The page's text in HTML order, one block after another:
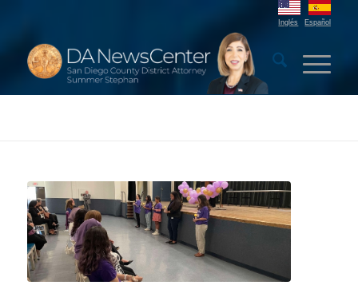
Inglés Español